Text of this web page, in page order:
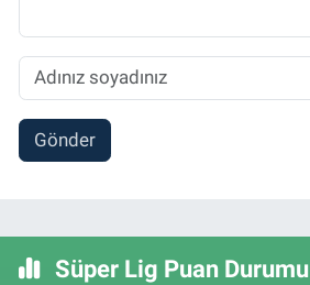
Gönder
Süper Lig Puan Durumu